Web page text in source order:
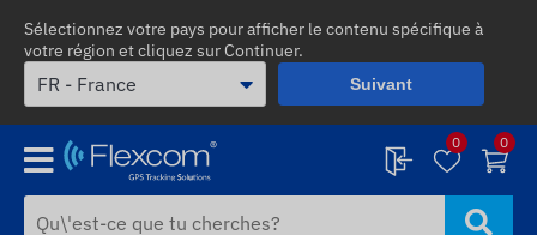
Sélectionnez votre pays pour afficher le contenu spécifique à
votre région et cliquez sur Continuer.
Suivant
0 0